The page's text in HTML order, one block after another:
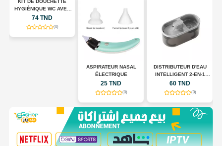
KIT DE DOUCHETTE
HYGIÉNIQUE WC AVEC
FLEXIBLE EN ACIER
INOXYDABLE
74 TND
(0)
ASPIRATEUR NASAL
ÉLECTRIQUE
25 TND
(0)
DISTRIBUTEUR D'EAU
INTELLIGENT 2-EN-1
POUR CHIENS ET CHATS
60 TND
(0)